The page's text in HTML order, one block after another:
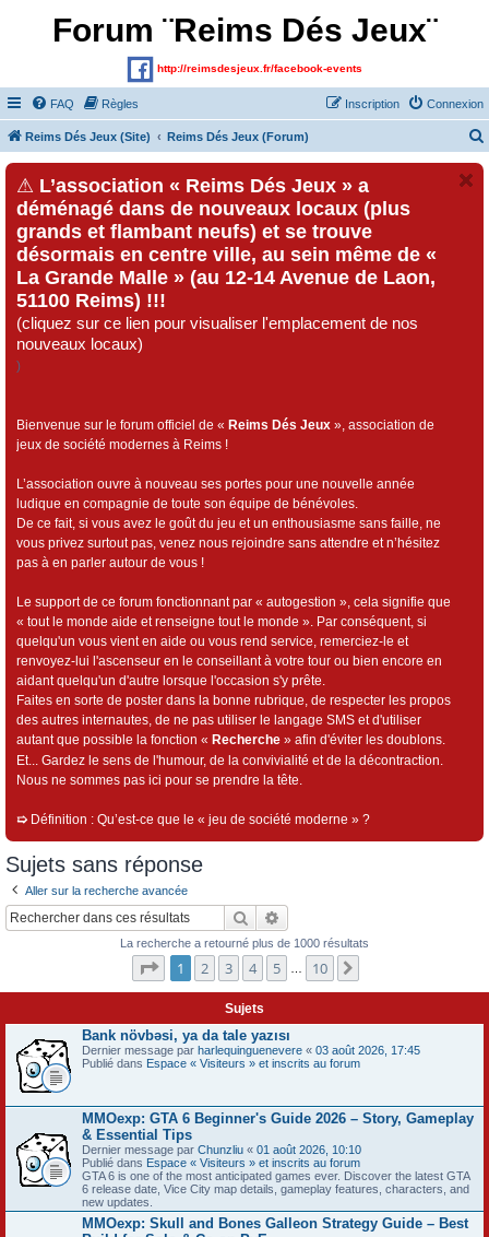
Forum ¨Reims Dés Jeux¨
http://reimsdesjeux.fr/facebook-events
FAQ Règles Connexion
Inscription
Reims Dés Jeux (Site) Reims Dés Jeux (Forum)
⚠ L’association « Reims Dés Jeux » a
déménagé dans de nouveaux locaux (plus
grands et flambant neufs) et se trouve
désormais en centre ville, au sein même de «
La Grande Malle » (au 12-14 Avenue de Laon,
51100 Reims) !!!
(cliquez sur ce lien pour visualiser l'emplacement de nos
nouveaux locaux)
)
Bienvenue sur le forum officiel de « Reims Dés Jeux », association de
jeux de société modernes à Reims !
L’association ouvre à nouveau ses portes pour une nouvelle année
ludique en compagnie de toute son équipe de bénévoles.
De ce fait, si vous avez le goût du jeu et un enthousiasme sans faille, ne
vous privez surtout pas, venez nous rejoindre sans attendre et n’hésitez
pas à en parler autour de vous !
Le support de ce forum fonctionnant par « autogestion », cela signifie que
« tout le monde aide et renseigne tout le monde ». Par conséquent, si
quelqu'un vous vient en aide ou vous rend service, remerciez-le et
renvoyez-lui l'ascenseur en le conseillant à votre tour ou bien encore en
aidant quelqu'un d'autre lorsque l'occasion s'y prête.
Faites en sorte de poster dans la bonne rubrique, de respecter les propos
des autres internautes, de ne pas utiliser le langage SMS et d'utiliser
autant que possible la fonction « Recherche » afin d'éviter les doublons.
Et... Gardez le sens de l'humour, de la convivialité et de la décontraction.
Nous ne sommes pas ici pour se prendre la tête.
➯ Définition : Qu’est-ce que le « jeu de société moderne » ?
Sujets sans réponse
Aller sur la recherche avancée
Rechercher
La recherche a retourné plus de 1000 résultats
Page sur10
1 2 3 4 5 10
Sujets
Bank növbəsi, ya da tale yazısı
Dernier message par harlequinguenevere « 03 août 2026, 17:45
Publié dans Espace « Visiteurs » et inscrits au forum
MMOexp: GTA 6 Beginner's Guide 2026 – Story, Gameplay
& Essential Tips
Dernier message par Chunzliu « 01 août 2026, 10:10
Publié dans Espace « Visiteurs » et inscrits au forum
GTA 6 is one of the most anticipated games ever. Discover the latest GTA
6 release date, Vice City map details, gameplay features, characters, and
new updates.
MMOexp: Skull and Bones Galleon Strategy Guide – Best